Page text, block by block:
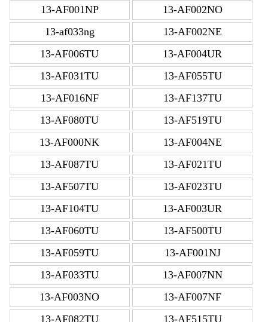
13-AF001NP
13-AF002NO
13-af033ng
13-AF002NE
13-AF006TU
13-AF004UR
13-AF031TU
13-AF055TU
13-AF016NF
13-AF137TU
13-AF080TU
13-AF519TU
13-AF000NK
13-AF004NE
13-AF087TU
13-AF021TU
13-AF507TU
13-AF023TU
13-AF104TU
13-AF003UR
13-AF060TU
13-AF500TU
13-AF059TU
13-AF001NJ
13-AF033TU
13-AF007NN
13-AF003NO
13-AF007NF
13-AF082TU
13-AF515TU